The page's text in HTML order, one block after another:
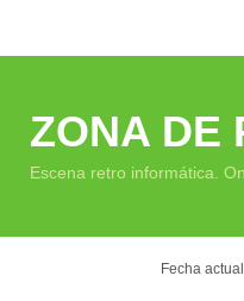
ZONA DE
Escena retro informática.
Fecha